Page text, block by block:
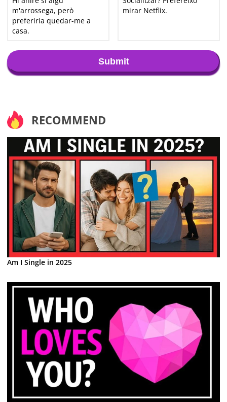
m'arrossega, però
preferiria quedar-me a
casa.
mirar Netflix.
Submit
RECOMMEND
Am I Single in 2025